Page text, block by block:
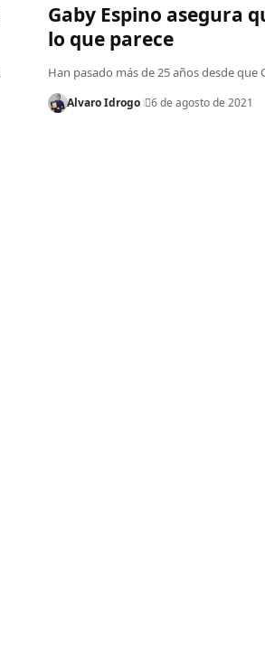
Gaby Espino asegura
lo que parece
Han pasado más de 25 años desde que
Alvaro Idrogo 6 de agosto de 2021